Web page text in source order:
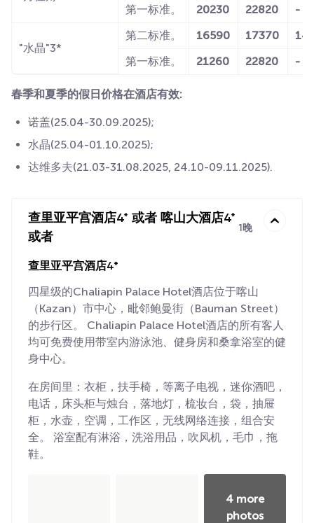
第一标准。
20230 22820 -
"水晶"3*
第二标准。 16590 17370
第一标准。
21260 22820 -
春季和夏季的假日价格在酒店有效:
诺盖(25.04-30.09.2025);
水晶(25.04-01.10.2025);
达维多夫(21.03-31.08.2025, 24.10-09.11.2025).
查里亚平宫酒店4* 或者 喀山大酒店4*
或者
1晚
查里亚平宫酒店4*
四星级的Chaliapin Palace Hotel酒店位于喀山
（Kazan）市中心，毗邻鲍曼街（Bauman Street）
的步行区。 Chaliapin Palace Hotel酒店的所有客人
均可免费使用带室内游泳池、健身房和桑拿浴室的健
身中心。
在房间里：衣柜，扶手椅，等离子电视，迷你酒吧，
电话，床头柜与烛台，落地灯，梳妆台，袋，抽屉
柜，水壶，空调，工作区，无线网络连接，组合安
全。 浴室配有淋浴，洗浴用品，吹风机，毛巾，拖
鞋。
4 more
photos